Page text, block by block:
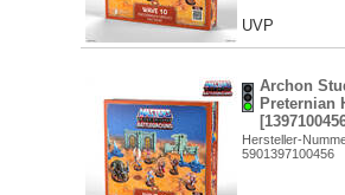
UVP
Archon
Preternian
Hersteller-
5901397100456